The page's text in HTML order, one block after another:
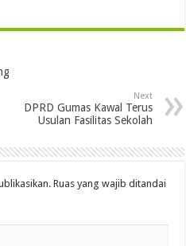
Next
DPRD Gumas Kawal Terus
Usulan Fasilitas Sekolah
Ruas yang wajib ditandai